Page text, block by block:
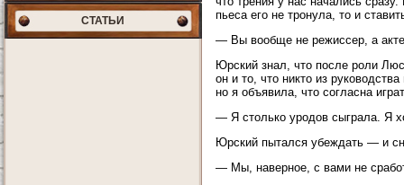
СТАТЬИ
пьеса его не тронула, то и
— Вы вообще не режиссер, а
Юрский знал, что после роли
он и то, что никто из
но я объявила, что согласна
— Я столько уродов сыграла. Я
Юрский пытался убеждать — и
— Мы, наверное, с вами не